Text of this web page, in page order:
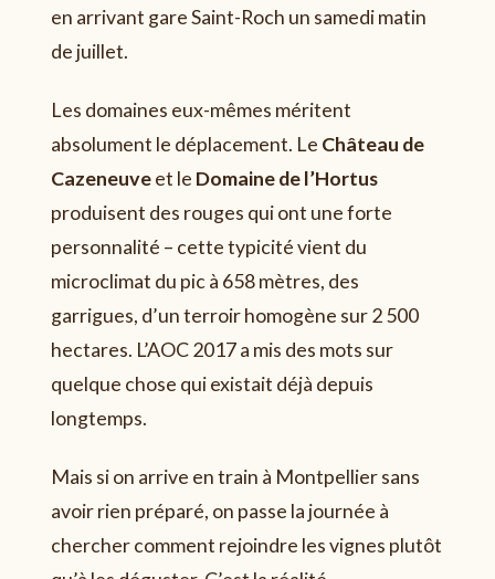
en arrivant gare Saint-Roch un samedi matin
de juillet.
Les domaines eux-mêmes méritent
absolument le déplacement. Le Château de
Cazeneuveet le Domaine de l’Hortus
produisent des rouges qui ont une forte
personnalité – cette typicité vient du
microclimat du pic à 658 mètres, des
garrigues, d’un terroir homogène sur 2 500
hectares. L’AOC 2017 a mis des mots sur
quelque chose qui existait déjà depuis
longtemps.
Mais si on arrive en train à Montpellier sans
avoir rien préparé, on passe la journée à
chercher comment rejoindre les vignes plutôt